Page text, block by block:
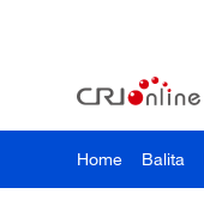
Home Balita